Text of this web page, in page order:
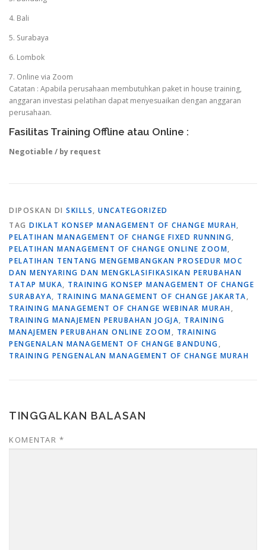
4. Bali
5. Surabaya
6. Lombok
7. Online via Zoom
Catatan : Apabila perusahaan membutuhkan paket in house training,
anggaran investasi pelatihan dapat menyesuaikan dengan anggaran
perusahaan.
Fasilitas Training Offline atau Online :
Negotiable / by request
DIPOSKAN DI SKILLS, UNCATEGORIZED
TAG DIKLAT KONSEP MANAGEMENT OF CHANGE MURAH,
PELATIHAN MANAGEMENT OF CHANGE FIXED RUNNING,
PELATIHAN MANAGEMENT OF CHANGE ONLINE ZOOM,
PELATIHAN TENTANG MENGEMBANGKAN PROSEDUR MOC
DAN MENYARING DAN MENGKLASIFIKASIKAN PERUBAHAN
TATAP MUKA, TRAINING KONSEP MANAGEMENT OF CHANGE
SURABAYA, TRAINING MANAGEMENT OF CHANGE JAKARTA,
TRAINING MANAGEMENT OF CHANGE WEBINAR MURAH,
TRAINING MANAJEMEN PERUBAHAN JOGJA, TRAINING
MANAJEMEN PERUBAHAN ONLINE ZOOM, TRAINING
PENGENALAN MANAGEMENT OF CHANGE BANDUNG,
TRAINING PENGENALAN MANAGEMENT OF CHANGE MURAH
TINGGALKAN BALASAN
KOMENTAR *